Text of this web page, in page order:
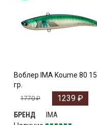
Воблер IMA Koume 80 15
гр.
1770₽ 1239 ₽
БРЕНД
IMA